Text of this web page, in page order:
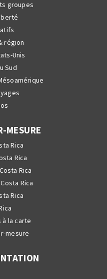
groupes
région
Unis
Sud
MESURE
Rica
Rica
Rica
Rica
Rica
la carte
mesure